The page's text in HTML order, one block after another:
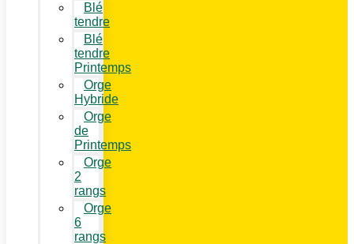
Blé
tendre
Blé
tendre
Printemps
Orge
Hybride
Orge
de
Printemps
Orge
2
rangs
Orge
6
rangs